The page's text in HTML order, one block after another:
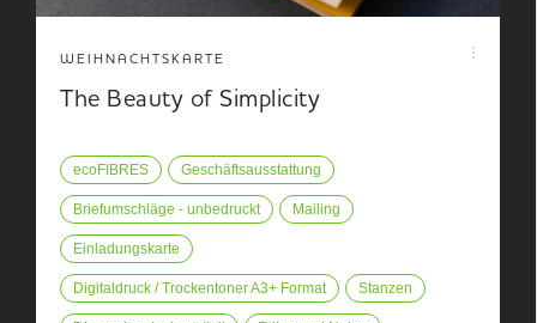
WEIHNACHTSKARTE
The Beauty of Simplicity
ecoFIBRES Geschäftsausstattung
Briefumschläge - unbedruckt Mailing
Einladungskarte
Digitaldruck / Trockentoner A3+ Format Stanzen